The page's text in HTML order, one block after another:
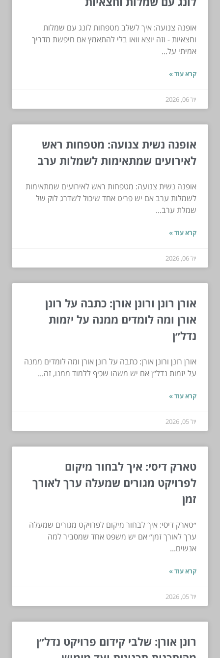
אופנה צנועה: איך לשלב מטפחות לונג עם שמלות
וחצאיות - וזה יוצא וואו בלי להתאמץ אם חיפשת מדריך
אמיתי על...
קרא עוד »
יול 06, 2026
אופנה נשית צנועה: מטפחות ראש
לאירועים שמתאימות לשמלות ערב
אופנה נשית צנועה: מטפחות ראש לאירועים שמתאימות
לשמלות ערב אם יש פריט אחד שיכול לשדרג לוק של
שמלת ערב...
קרא עוד »
יול 06, 2026
אורן רונן ורונן אורן: כתבה על רונן
אורן ומה לומדים ממנה על יזמות
נדל״ן
אורן רונן ורונן אורן: כתבה על רונן אורן ומה לומדים ממנה
על יזמות נדל״ן אם יש משהו שכיף ללמוד ממנו, זה...
קרא עוד »
יול 05, 2026
טארק דיסי: איך לבחור מיקום
לפרויקט מגורים שמעלה ערך לאורך
זמן
״טארק דיסי: איך לבחור מיקום לפרויקט מגורים שמעלה
ערך לאורך זמן״ אם יש משפט אחד שמסביר למה
אנשים...
קרא עוד »
יול 05, 2026
רונן אורן: שלבי קידום פרויקט נדל״ן